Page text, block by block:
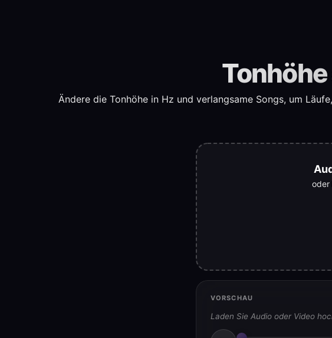
Ändere die Tonhöhe in Hz und verlangsame Songs, um
oder
VORSCHAU
Laden Sie Audio oder Video